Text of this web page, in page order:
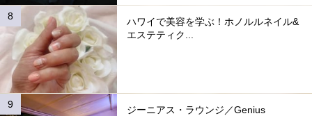
ハワイで美容を学ぶ！ホノルルネイル&
エステティク...
ジーニアス・ラウンジ／Genius